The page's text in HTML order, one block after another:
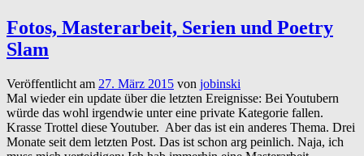
Fotos, Masterarbeit, Serien und Poetry
Slam
Veröffentlicht am 27. März 2015 von jobinski
Mal wieder ein update über die letzten Ereignisse: Bei Youtubern
würde das wohl irgendwie unter eine private Kategorie fallen.
Krasse Trottel diese Youtuber. Aber das ist ein anderes Thema. Drei
Monate seit dem letzten Post. Das ist schon arg peinlich. Naja, ich